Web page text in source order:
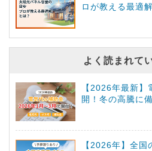
ロが教える最適
よく読まれて
【2026年最新
開！冬の高騰に
【2026年】全